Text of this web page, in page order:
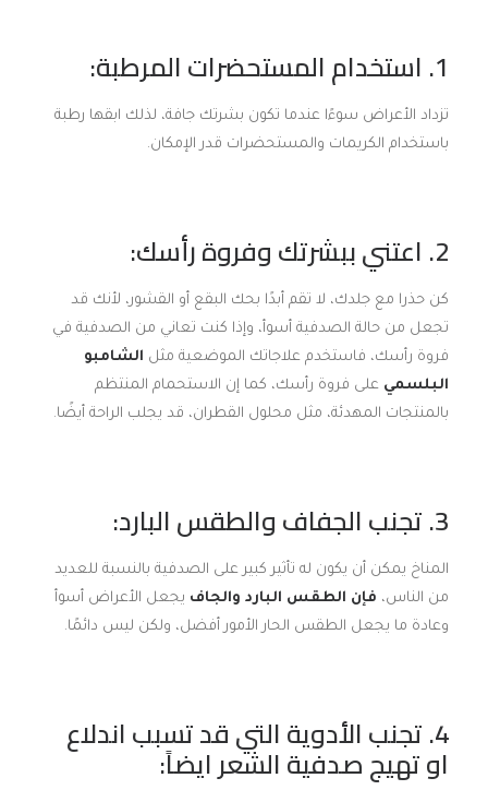
1. استخدام المستحضرات المرطبة:
تزداد الأعراض سوءًا عندما تكون بشرتك جافة، لذلك ابقها رطبة
باستخدام الكريمات والمستحضرات قدر الإمكان.
2. اعتني ببشرتك وفروة رأسك:
كن حذرا مع جلدك، لا تقم أبدًا بحك البقع أو القشور، لأنك قد
تجعل من حالة الصدفية أسوأ، وإذا كنت تعاني من الصدفية في
فروة رأسك، فاستخدم علاجاتك الموضعية مثل الشامبو
البلسمي على فروة رأسك، كما إن الاستحمام المنتظم
بالمنتجات المهدئة، مثل محلول القطران، قد يجلب الراحة أيضًا.
3. تجنب الجفاف والطقس البارد:
المناخ يمكن أن يكون له تأثير كبير على الصدفية بالنسبة للعديد
من الناس، فإن الطقس البارد والجاف يجعل الأعراض أسوأ
وعادة ما يجعل الطقس الحار الأمور أفضل، ولكن ليس دائمًا.
4. تجنب الأدوية التي قد تسبب اندلاع
او تهيج صدفية الشعر ايضاً: